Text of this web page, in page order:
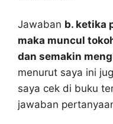
Jawaban b. ketika
maka muncul
dan semakin
menurut saya ini
saya cek di buku
jawaban